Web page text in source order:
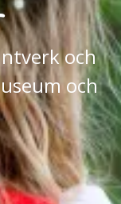
och
och